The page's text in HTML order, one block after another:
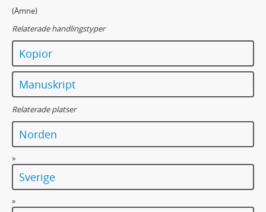
120 - Umeå stad. Rådhusrätten och Magistratens arkiv; Saköreslängder
122 - Sävar distrikts länsmans-landsfiskalsarkiv
123 - Skellefteå landsförsamlings kyrkoarkiv: skolstyrelse- och skolrådsprotokoll
124 - Skellefteå sockens arkiv: skolhandlingar
125 - Register till landshövdingarnas skrivelser till Kungl. Majt.
126 - Umeå Lazarett och Kurhus : Journal 1844-1855
128 - Svenska församlingens i Paris arkiv
129 - Register till Leonard Bygdéns Hernösands stifts herdaminne
131 - Sandåkerns Sportklubb: protokoll och tidningsklipp
132 - Den nordsvenska timmerdrivningsterminologin - innovationer och termspridning
(Ämne)
Relaterade handlingstyper
Kopior
Manuskript
Relaterade platser
Norden
»
Sverige
»